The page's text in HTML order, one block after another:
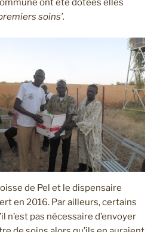
ont été dotées elles
soins’.
de Pel et le dispensaire
en 2016. Par ailleurs, certains
n’est pas nécessaire d’envoyer